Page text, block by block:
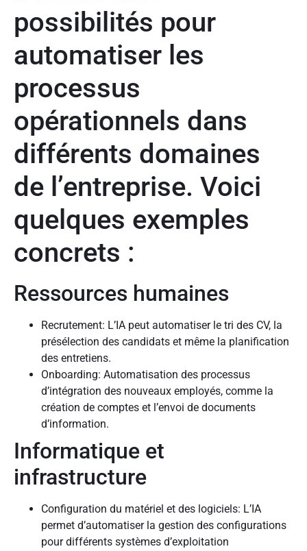
possibilités pour
automatiser les
processus
opérationnels dans
différents domaines
de l’entreprise. Voici
quelques exemples
concrets :
Ressources humaines
Recrutement: L’IA peut automatiser le tri des CV, la
présélection des candidats et même la planification
des entretiens.
Onboarding: Automatisation des processus
d’intégration des nouveaux employés, comme la
création de comptes et l’envoi de documents
d’information.
Informatique et
infrastructure
Configuration du matériel et des logiciels: L’IA
permet d’automatiser la gestion des configurations
pour différents systèmes d’exploitation